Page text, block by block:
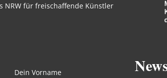
NRW für freischaffende Künstler
Dein Vorname